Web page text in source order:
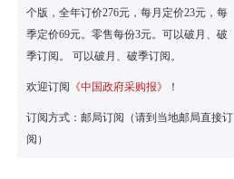
个版，全年订价276元，每月定价23元，每
季定价69元。零售每份3元。可以破月、破
季订阅。 可以破月、破季订阅。
欢迎订阅 《中国政府采购报》 ！
订阅方式：邮局订阅（请到当地邮局直接订
阅）